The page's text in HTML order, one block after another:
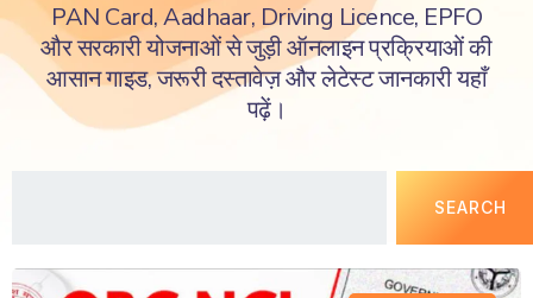
PAN Card, Aadhaar, Driving Licence, EPFO
और सरकारी योजनाओं से जुड़ी ऑनलाइन प्रक्रियाओं की
आसान गाइड, जरूरी दस्तावेज़ और लेटेस्ट जानकारी यहाँ
पढ़ें।
SEARCH